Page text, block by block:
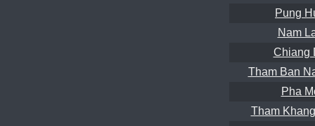
Pung
Nam
Chiang
Tham Ban
Pha
Tham